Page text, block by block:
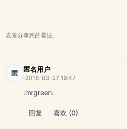
友善分享您的看法。
匿 匿名用户
2018-03-27 19:47
:mrgreen:
回复 喜欢 (0)